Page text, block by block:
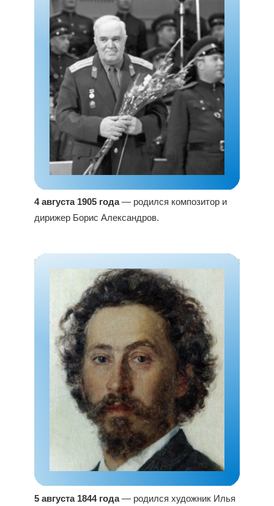
4 августа 1905 года— родился композитор и
дирижер Борис Александров.
5 августа 1844 года— родился художник Илья